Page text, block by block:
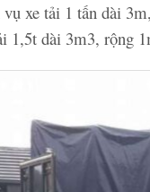
xe tải 1 tấn dài
1,5t dài 3m3, rộng